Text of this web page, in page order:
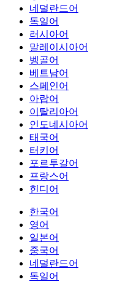
네덜란드어
독일어
러시아어
말레이시아어
벵골어
베트남어
스페인어
아랍어
이탈리아어
인도네시아어
태국어
터키어
포르투갈어
프랑스어
힌디어
한국어
영어
일본어
중국어
네덜란드어
독일어